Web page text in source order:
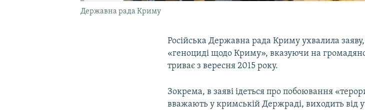
Державна рада Криму
Російська Державна рада Криму ухвалила
«геноциді щодо Криму», вказуючи на
триває з вересня 2015 року.
Зокрема, в заяві ідеться про побоювання
вважають у кримській Держраді, виходить від